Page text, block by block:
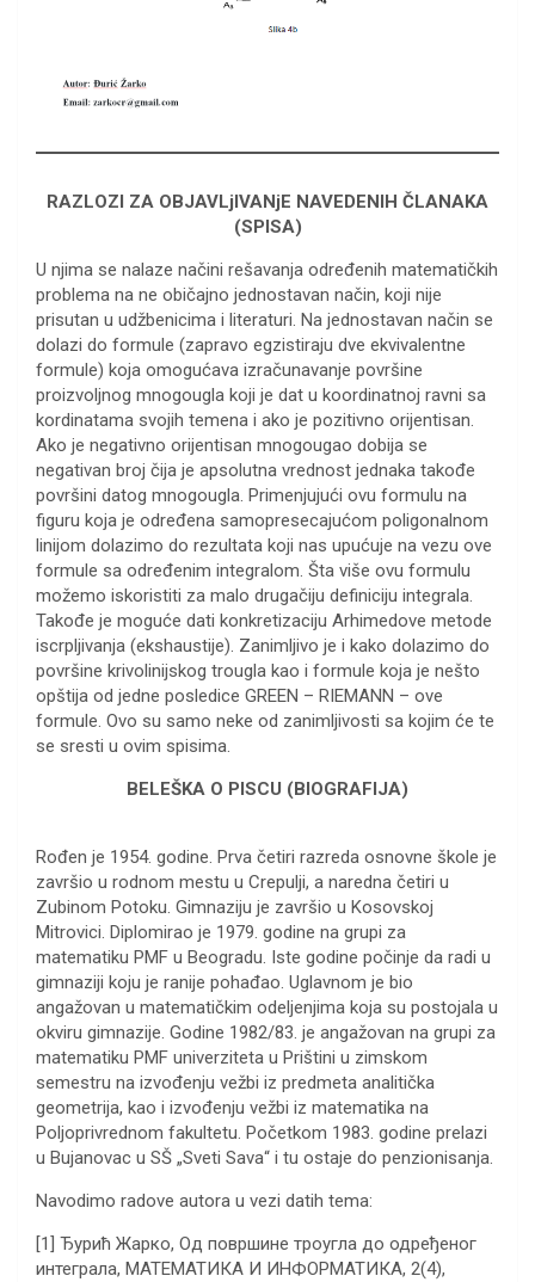
RAZLOZI ZA OBJAVLjIVANjE NAVEDENIH ČLANAKA
(SPISA)
U njima se nalaze načini rešavanja određenih matematičkih
problema na ne običajno jednostavan način, koji nije
prisutan u udžbenicima i literaturi. Na jednostavan način se
dolazi do formule (zapravo egzistiraju dve ekvivalentne
formule) koja omogućava izračunavanje površine
proizvoljnog mnogougla koji je dat u koordinatnoj ravni sa
kordinatama svojih temena i ako je pozitivno orijentisan.
Ako je negativno orijentisan mnogougao dobija se
negativan broj čija je apsolutna vrednost jednaka takođe
površini datog mnogougla. Primenjujući ovu formulu na
figuru koja je određena samopresecajućom poligonalnom
linijom dolazimo do rezultata koji nas upućuje na vezu ove
formule sa određenim integralom. Šta više ovu formulu
možemo iskoristiti za malo drugačiju definiciju integrala.
Takođe je moguće dati konkretizaciju Arhimedove metode
iscrpljivanja (ekshaustije). Zanimljivo je i kako dolazimo do
površine krivolinijskog trougla kao i formule koja je nešto
opštija od jedne posledice GREEN – RIEMANN – ove
formule. Ovo su samo neke od zanimljivosti sa kojim će te
se sresti u ovim spisima.
BELEŠKA O PISCU (BIOGRAFIJA)
Rođen je 1954. godine. Prva četiri razreda osnovne škole je
završio u rodnom mestu u Crepulji, a naredna četiri u
Zubinom Potoku. Gimnaziju je završio u Kosovskoj
Mitrovici. Diplomirao je 1979. godine na grupi za
matematiku PMF u Beogradu. Iste godine počinje da radi u
gimnaziji koju je ranije pohađao. Uglavnom je bio
angažovan u matematičkim odeljenjima koja su postojala u
okviru gimnazije. Godine 1982/83. je angažovan na grupi za
matematiku PMF univerziteta u Prištini u zimskom
semestru na izvođenju vežbi iz predmeta analitička
geometrija, kao i izvođenju vežbi iz matematika na
Poljoprivrednom fakultetu. Početkom 1983. godine prelazi
u Bujanovac u SŠ „Sveti Sava“ i tu ostaje do penzionisanja.
Navodimo radove autora u vezi datih tema:
[1] Ђурић Жарко, Од површине троугла до одређеног
интеграла, МАТЕМАТИКА И ИНФОРМАТИКА, 2(4),